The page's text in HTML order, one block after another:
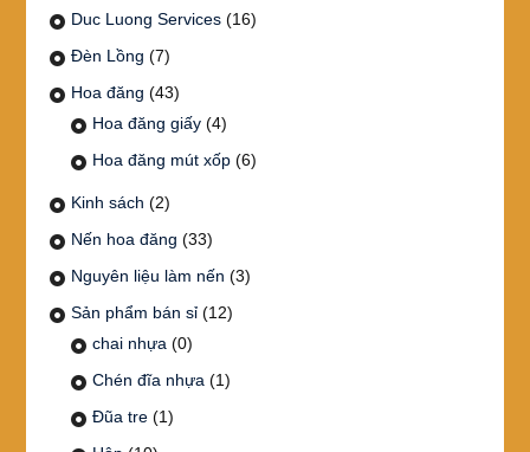
Duc Luong Services (16)
Đèn Lồng (7)
Hoa đăng (43)
Hoa đăng giấy (4)
Hoa đăng mút xốp (6)
Kinh sách (2)
Nến hoa đăng (33)
Nguyên liệu làm nến (3)
Sản phẩm bán sỉ (12)
chai nhựa (0)
Chén đĩa nhựa (1)
Đũa tre (1)